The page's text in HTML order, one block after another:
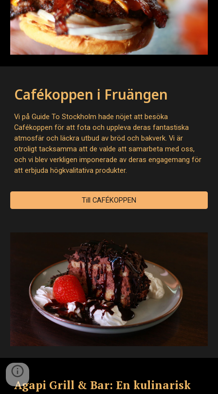
Cafékoppen i Fruängen
Vi på Guide To Stockholm hade nöjet att besöka
Cafékoppen för att fota och uppleva deras fantastiska
atmosfär och läckra utbud av bröd och bakverk. Vi är
otroligt tacksamma att de valde att samarbeta med oss,
och vi blev verkligen imponerade av deras engagemang för
att erbjuda högkvalitativa produkter.
Till CAFÉKOPPEN
Agapi Grill & Bar: En kulinarisk